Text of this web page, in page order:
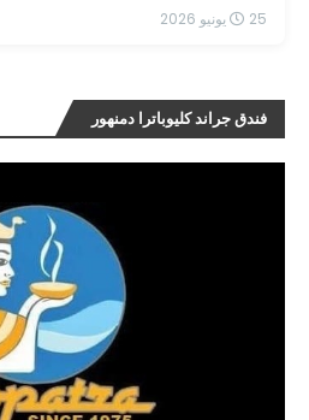
25 يونيو 2026
فندق جراند كليوباترا دمنهور